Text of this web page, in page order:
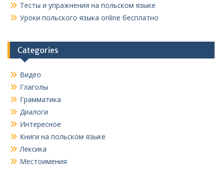
Тесты и упражнения на польском языке
Уроки польского языка online бесплатно
Categories
Видео
Глаголы
Грамматика
Диалоги
Интересное
Книги на польском языке
Лексика
Местоимения